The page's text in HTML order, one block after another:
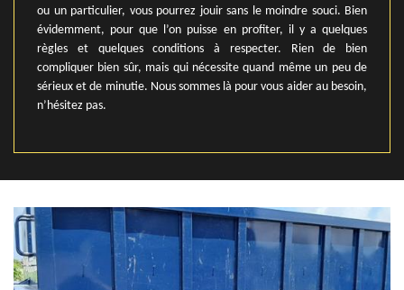
ou un particulier, vous pourrez jouir sans le moindre souci. Bien
évidemment, pour que l’on puisse en profiter, il y a quelques
règles et quelques conditions à respecter. Rien de bien
compliquer bien sûr, mais qui nécessite quand même un peu de
sérieux et de minutie. Nous sommes là pour vous aider au besoin,
n’hésitez pas.